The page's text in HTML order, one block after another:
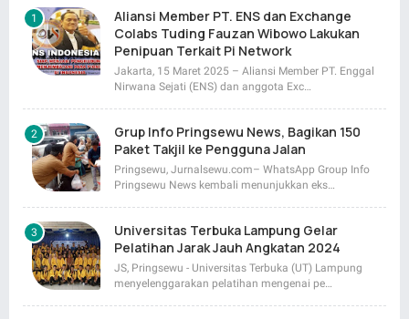
Aliansi Member PT. ENS dan Exchange
Colabs Tuding Fauzan Wibowo Lakukan
Penipuan Terkait Pi Network
Jakarta, 15 Maret 2025 – Aliansi Member PT. Enggal
Nirwana Sejati (ENS) dan anggota Exc…
Grup Info Pringsewu News, Bagikan 150
Paket Takjil ke Pengguna Jalan
Pringsewu, Jurnalsewu.com– WhatsApp Group Info
Pringsewu News kembali menunjukkan eks…
Universitas Terbuka Lampung Gelar
Pelatihan Jarak Jauh Angkatan 2024
JS, Pringsewu - Universitas Terbuka (UT) Lampung
menyelenggarakan pelatihan mengenai pe…